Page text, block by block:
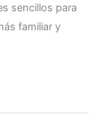
sencillos para
familiar y